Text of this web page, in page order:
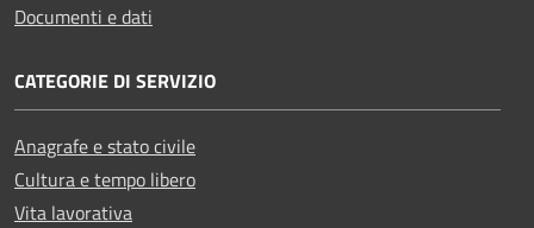
Documenti e dati
CATEGORIE DI SERVIZIO
Anagrafe e stato civile
Cultura e tempo libero
Vita lavorativa